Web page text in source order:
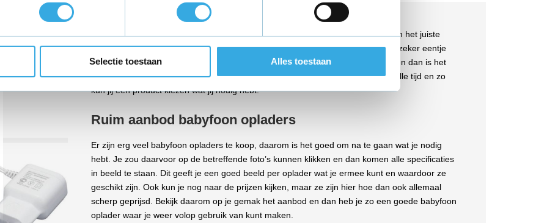
Selectie toestaan Alles toestaan
Ben je op zoek naar een goede babyfoon oplader? Bij Kabelmaatje.nl ben je aan het juiste
adres. Je vindt hier namelijk een ruim aanbod babyfoon opladers en daar zit er zeker eentje
bij die aan je wensen voldoet! Neem daarom de tijd om na te gaan welke je wil en dan is het
zo geregeld. Maar eerst maar eens op je gemak het aanbod bekijken. Je hebt alle tijd en zo
kun jij een product kiezen wat jij nodig hebt!
Ruim aanbod babyfoon opladers
Er zijn erg veel babyfoon opladers te koop, daarom is het goed om na te gaan wat je nodig
hebt. Je zou daarvoor op de betreffende foto’s kunnen klikken en dan komen alle specificaties
in beeld te staan. Dit geeft je een goed beeld per oplader wat je ermee kunt en waardoor ze
geschikt zijn. Ook kun je nog naar de prijzen kijken, maar ze zijn hier hoe dan ook allemaal
scherp geprijsd. Bekijk daarom op je gemak het aanbod en dan heb je zo een goede babyfoon
oplader waar je weer volop gebruik van kunt maken.